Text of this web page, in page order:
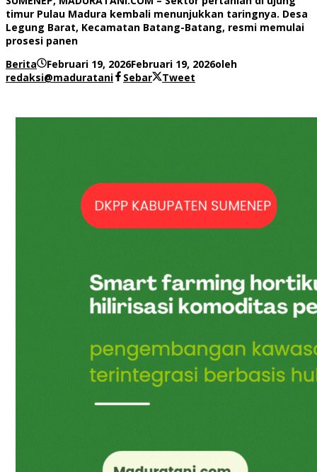
timur Pulau Madura kembali menunjukkan taringnya. Desa
Legung Barat, Kecamatan Batang-Batang, resmi memulai
prosesi panen
Berita
Februari 19, 2026Februari 19, 2026oleh
redaksi@maduratani
Sebar Tweet